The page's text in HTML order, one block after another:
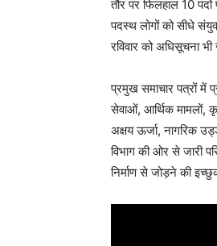
तौर पर फिलहाल 10
पदस्थ लोगों को सीधे
रविवार को अधिसूचना
प्रमुख समाचार पत्रों में
सेवाओं, आर्थिक मामलों,
अक्षय ऊर्जा, नागरिक
विभाग की ओर से जारी
निर्माण से जोड़ने की